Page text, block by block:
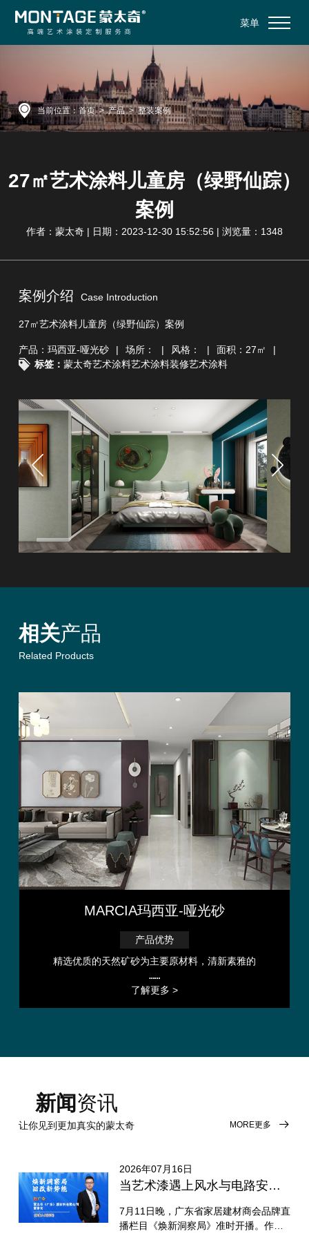
菜单
当前位置：首页>产品>整装案例
27㎡艺术涂料儿童房（绿野仙踪）
案例
作者：蒙太奇 | 日期：2023-12-30 15:52:56 | 浏览量：1348
案例介绍 Case Introduction
27㎡艺术涂料儿童房（绿野仙踪）案例
产品：玛西亚-哑光砂 | 场所： | 风格： | 面积：27㎡
|
标签： 蒙太奇艺术涂料艺术涂料装修艺术涂料
相关产品
Related Products
MARCIA玛西亚-哑光砂
产品优势
精选优质的天然矿砂为主要原材料，清新素雅的
……
了解更多 >
新闻 资讯
让你见到更加真实的蒙太奇 MORE更多
2026年07月16日
当艺术漆遇上风水与电路安全：蒙太奇携手行业大咖解锁旧改新思路
7月11日晚，广东省家居建材商会品牌直
播栏目《焕新洞察局》准时开播。作为